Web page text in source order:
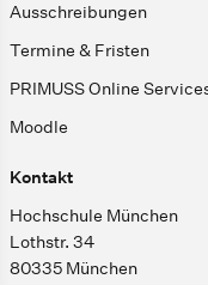
Ausschreibungen
Termine & Fristen
PRIMUSS Online
Moodle
Kontakt
Hochschule München
Lothstr. 34
80335 München